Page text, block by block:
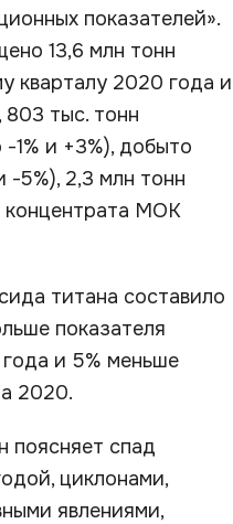
показателей».
13,6 млн тонн
кварталу 2020 года и
тыс. тонн
1% и +3%), добыто
-5%), 2,3 млн тонн
МОК
титана составило
показателя
и 5% меньше
2020.
поясняет спад
циклонами,
явлениями,